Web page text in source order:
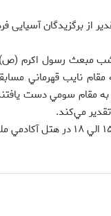
از برگزیدگان آسیایی
مبعث رسول اكرم (ص)،
به مقام سومي دست